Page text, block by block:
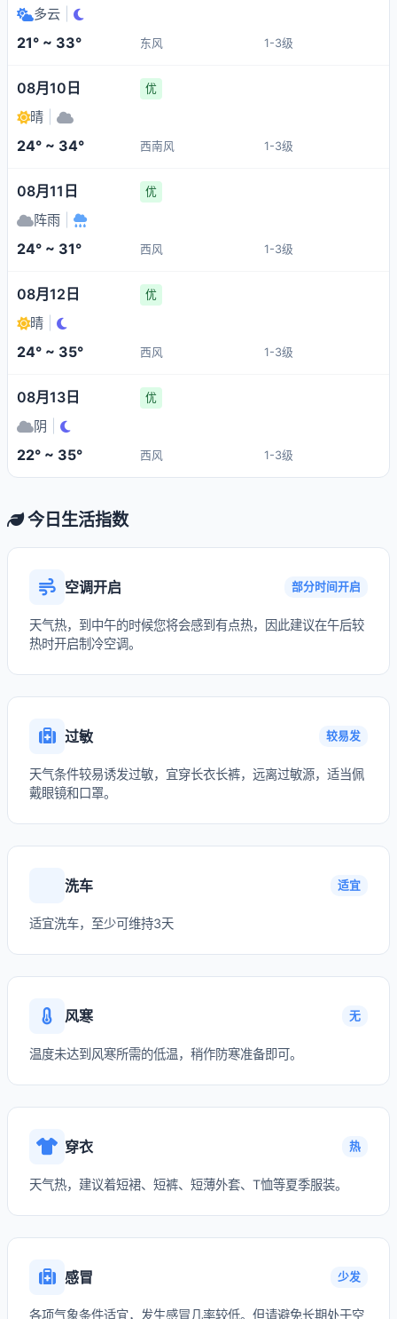
多云
21° ~ 33° 东风 1-3级
08月10日 优
晴
24° ~ 34° 西南风 1-3级
08月11日 优
阵雨
24° ~ 31° 西风 1-3级
08月12日 优
晴
24° ~ 35° 西风 1-3级
08月13日 优
阴
22° ~ 35° 西风 1-3级
今日生活指数
空调开启 部分时间开启
天气热，到中午的时候您将会感到有点热，因此建议在午后较
热时开启制冷空调。
过敏 较易发
天气条件较易诱发过敏，宜穿长衣长裤，远离过敏源，适当佩
戴眼镜和口罩。
洗车 适宜
适宜洗车，至少可维持3天
风寒 无
温度未达到风寒所需的低温，稍作防寒准备即可。
穿衣 热
天气热，建议着短裙、短裤、短薄外套、T恤等夏季服装。
感冒 少发
各项气象条件适宜，发生感冒几率较低。但请避免长期处于空